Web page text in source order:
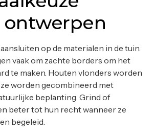
ontwerpen
op de materialen in de tuin.
vaak om zachte borders om het
te maken. Houten vlonders worden
worden gecombineerd met
beplanting. Grind of
beter tot hun recht wanneer ze
begeleid.